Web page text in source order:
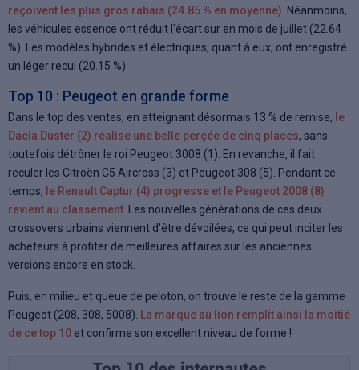
reçoivent les plus gros rabais (24.85 % en moyenne) . Néanmoins,
les véhicules essence ont réduit l'écart sur en mois de juillet (22.64
%). Les modèles hybrides et électriques, quant à eux, ont enregistré
un léger recul (20.15 %).
Top 10 : Peugeot en grande forme
Dans le top des ventes, en atteignant désormais 13 % de remise, le
Dacia Duster (2) réalise une belle perçée de cinq places, sans
toutefois détrôner le roi Peugeot 3008 (1). En revanche, il fait
reculer les Citroën C5 Aircross (3) et Peugeot 308 (5). Pendant ce
temps, le Renault Captur (4) progresse et le Peugeot 2008 (8)
revient au classement . Les nouvelles générations de ces deux
crossovers urbains viennent d'être dévoilées, ce qui peut inciter les
acheteurs à profiter de meilleures affaires sur les anciennes
versions encore en stock.
Puis, en milieu et queue de peloton, on trouve le reste de la gamme
Peugeot (208, 308, 5008). La marque au lion remplit ainsi la moitié
de ce top 10 et confirme son excellent niveau de forme !